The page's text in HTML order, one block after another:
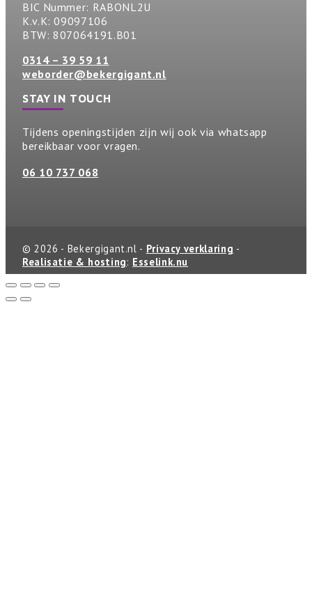
BIC Nummer: RABONL2U
K.v.K: 09097106
BTW: 807064191.B01
0314 – 39 59 11
weborder@bekergigant.nl
STAY IN TOUCH
Tijdens openingstijden zijn wij ook via whatsapp
bereikbaar voor vragen.
06 10 737 068
© 2026 - Bekergigant.nl - Privacy verklaring -
Realisatie & hosting: Esselink.nu